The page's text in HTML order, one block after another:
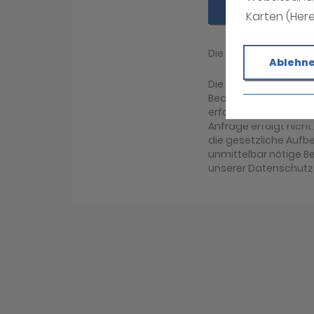
Karten
Absenden
Die mit (*)
Die Daten, die Sie
Bearbeitung Ihrer
erfolgen. Eine
Anfrage erfolgt
die gesetzliche
unmittelbar nötige
unserer